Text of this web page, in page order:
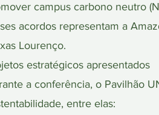
campus carbono neutro
acordos representam a
Lourenço.
estratégicos apresentados
a conferência, o Pavilhão
entre elas: